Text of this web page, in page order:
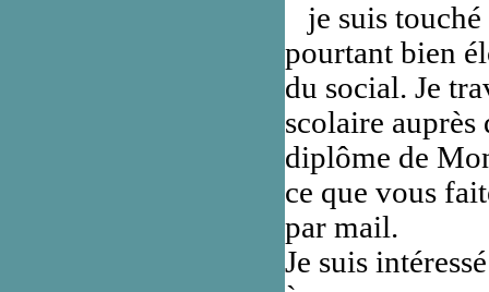
je suis touché
pourtant bien
du social. Je
scolaire
diplôme de
ce que vous
par mail.
Je suis